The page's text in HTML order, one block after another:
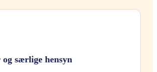
særlige hensyn